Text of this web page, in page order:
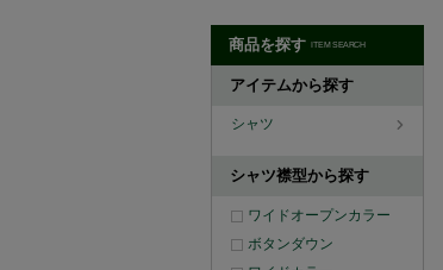
商品を探す ITEM SEARCH
アイテムから探す
シャツ
シャツ襟型から探す
ワイドオープンカラー
ボタンダウン